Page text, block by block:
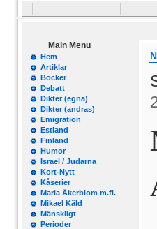
Main Menu
Hem
Artiklar
Böcker
Debatt
Dikter (egna)
Dikter (andras)
Emigration
Estland
Finland
Humor
Israel / Judarna
Kort-Nytt
Kåserier
Maria Åkerblom m.fl.
Mikael Käld
Mänskligt
Perioder